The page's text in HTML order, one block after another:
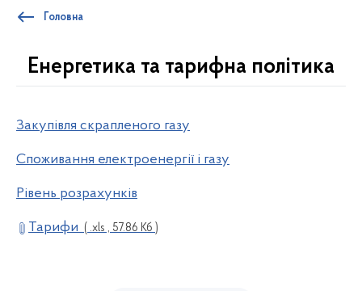
Головна
Енергетика та тарифна політика
Закупівля скрапленого газу
Споживання електроенергії і газу
Рівень розрахунків
Тарифи ( .xls , 57.86 Кб )